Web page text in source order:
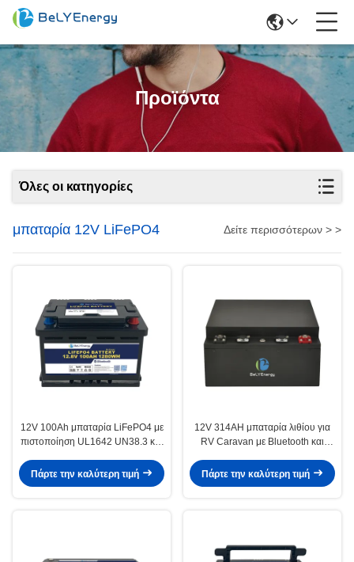
Προϊόντα
Όλες οι κατηγορίες
μπαταρία 12V LiFePO4 Δείτε περισσότερων > >
12V 100Ah μπαταρία LiFePO4 με
πιστοποίηση UL1642 UN38.3 και
Πάρτε την καλύτερη τιμή
12V 314AH μπαταρία λιθίου για
RV Caravan με Bluetooth και
Πάρτε την καλύτερη τιμή